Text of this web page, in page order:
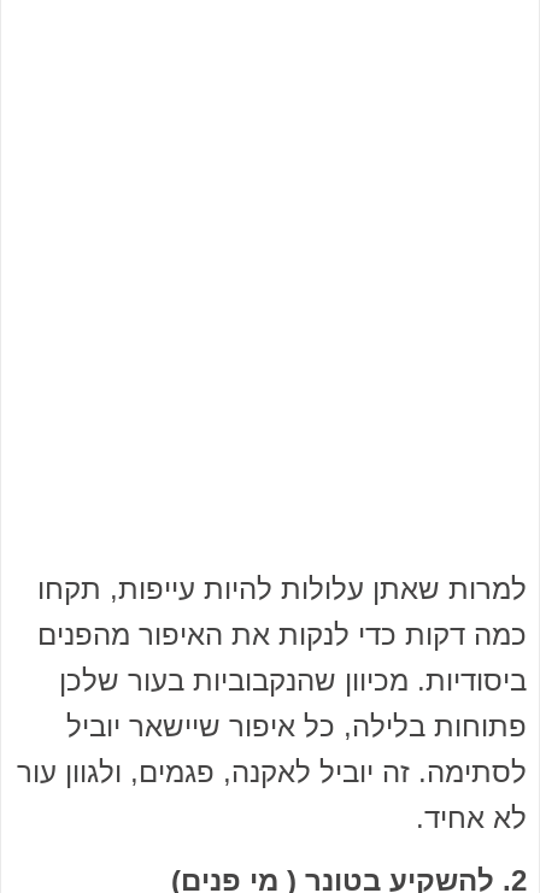
למרות שאתן עלולות להיות עייפות, תקחו
כמה דקות כדי לנקות את האיפור מהפנים
ביסודיות. מכיוון שהנקבוביות בעור שלכן
פתוחות בלילה, כל איפור שיישאר יוביל
לסתימה. זה יוביל לאקנה, פגמים, ולגוון עור
לא אחיד.
2. להשקיע בטונר ( מי פנים)